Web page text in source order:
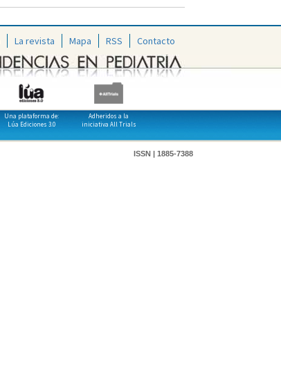
La revista Mapa RSS Contacto
Una plataforma de:
Lúa Ediciones 3.0
Adheridos a la
iniciativa All Trials
ISSN | 1885-7388